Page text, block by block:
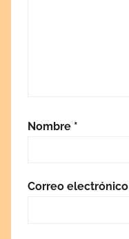
Nombre *
Correo electrónico